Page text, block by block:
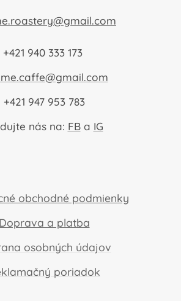
+421 940 333 173
+421 947 953 783
nás na: FBa IG
obchodné podmienky
Doprava a platba
osobných údajov
poriadok